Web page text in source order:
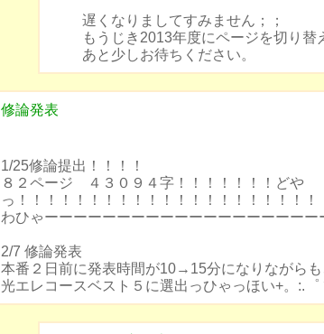
遅くなりましてすみません；；
もうじき2013年度にページを切り替
あと少しお待ちください。
修論発表
1/25修論提出！！！！
８２ページ ４３０９４字！！！！！！！どや
っ！！！！！！！！！！！！！！！！！！！！
わひゃーーーーーーーーーーーーーーーーーー
2/7 修論発表
本番２日前に発表時間が10→15分になりながら
光エレコースベスト５に選出っひゃっほい+。:.゜